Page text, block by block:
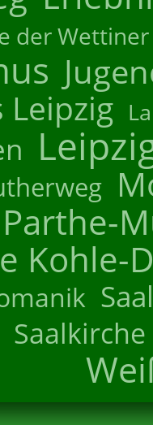
der Wettiner
Leipzig
Parthe-
Kohle-
Saalkirche